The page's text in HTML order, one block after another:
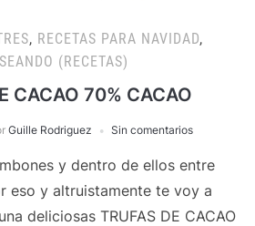
, RECETAS PARA NAVIDAD,
(RECETAS)
CACAO 70% CACAO
Guille Rodriguez Sin comentarios
y dentro de ellos entre
eso y altruistamente te voy a
deliciosas TRUFAS DE CACAO